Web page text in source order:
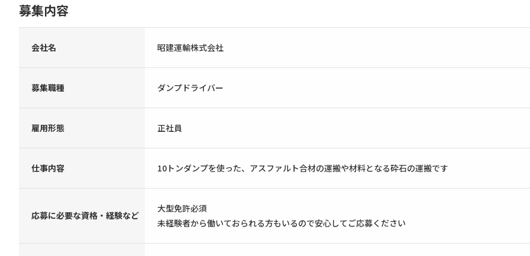
募集内容
会社名 昭建運輸株式会社
募集職種 ダンプドライバー
雇用形態 正社員
仕事内容 10トンダンプを使った、アスファルト合材の運搬や材料となる砕石の運搬です
応募に必要な資格・経験など
大型免許必須
未経験者から働いておられる方もいるので安心してご応募ください